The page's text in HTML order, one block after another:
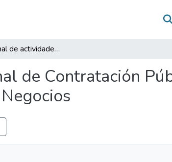
Informe final de actividades : Agencia Nacional de Contratación Pública Colombia Compra Eficiente. Subdirección de Negocios
de Contratación